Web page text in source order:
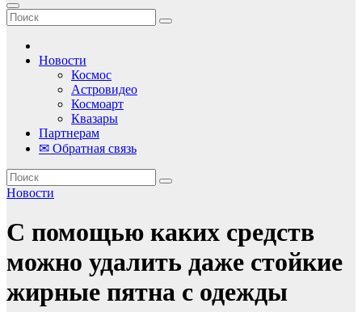
Новости
Космос
Астровидео
Космоарт
Квазары
Партнерам
✉ Обратная связь
Новости
С помощью каких средств
можно удалить даже стойкие
жирные пятна с одежды